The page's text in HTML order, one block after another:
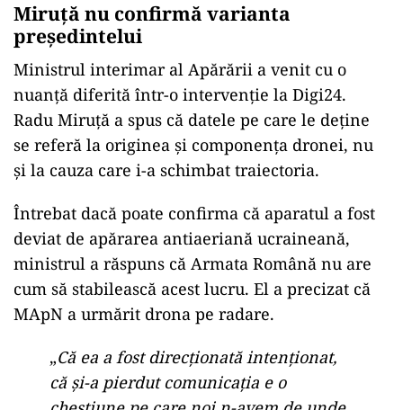
Miruță nu confirmă varianta
președintelui
Ministrul interimar al Apărării a venit cu o
nuanță diferită într-o intervenție la Digi24.
Radu Miruță a spus că datele pe care le deține
se referă la originea și componența dronei, nu
și la cauza care i-a schimbat traiectoria.
Întrebat dacă poate confirma că aparatul a fost
deviat de apărarea antiaeriană ucraineană,
ministrul a răspuns că Armata Română nu are
cum să stabilească acest lucru. El a precizat că
MApN a urmărit drona pe radare.
„Că ea a fost direcționată intenționat,
că și-a pierdut comunicația e o